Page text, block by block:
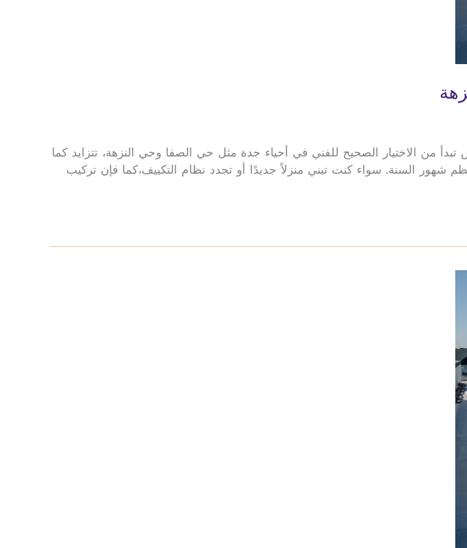
من الاختيار الصحيح للفني في أحياء جدة مثل حي الصفا وحي النزهة، تتزايد كما
شهور السنة. سواء كنت تبني منزلاً جديدًا أو تجدد نظام التكييف،كما فإن تركيب